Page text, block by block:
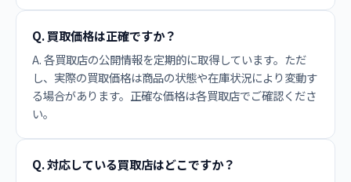
Q. 買取価格は正確ですか？
A. 各買取店の公開情報を定期的に取得しています。ただ
し、実際の買取価格は商品の状態や在庫状況により変動す
る場合があります。正確な価格は各買取店でご確認くださ
い。
Q. 対応している買取店はどこですか？